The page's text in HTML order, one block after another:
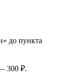
до пункта
300 ₽.